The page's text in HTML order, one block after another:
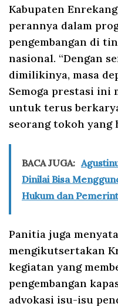
Kabupaten
perannya dalam
pengembangan di
nasional. “Dengan
dimilikinya, masa
Semoga prestasi ini
untuk terus
seorang tokoh yang
BACA JUGA:
Dinilai Bisa
Hukum dan
Panitia juga
mengikutsertakan
kegiatan yang
pengembangan
advokasi isu-isu